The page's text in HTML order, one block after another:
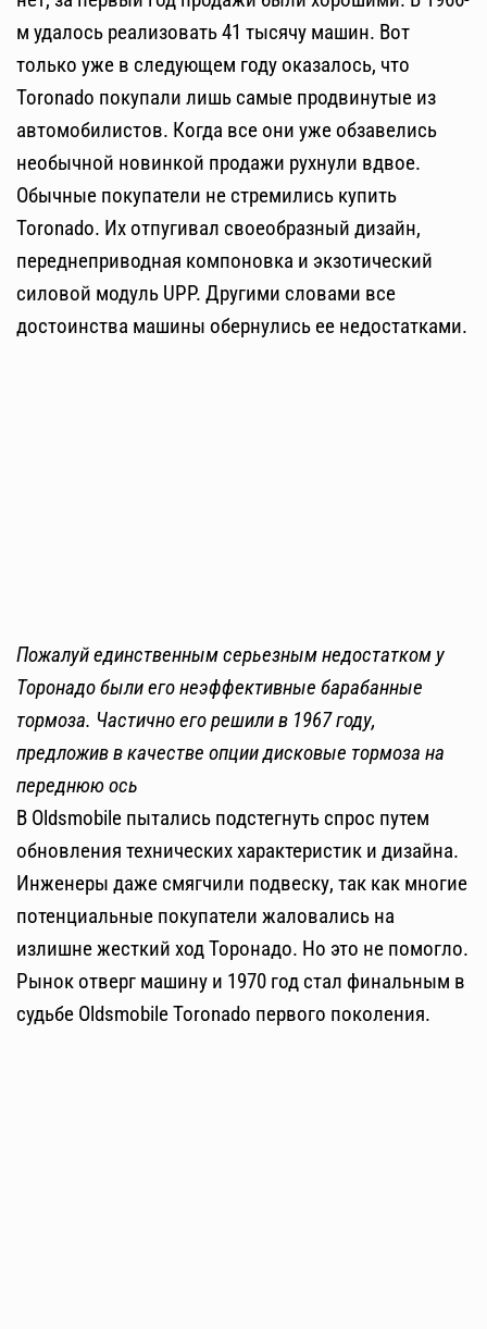
м удалось реализовать 41 тысячу машин. Вот
только уже в следующем году оказалось, что
Toronado покупали лишь самые продвинутые из
автомобилистов. Когда все они уже обзавелись
необычной новинкой продажи рухнули вдвое.
Обычные покупатели не стремились купить
Toronado. Их отпугивал своеобразный дизайн,
переднеприводная компоновка и экзотический
силовой модуль UPP. Другими словами все
достоинства машины обернулись ее недостатками.
Пожалуй единственным серьезным недостатком у
Торонадо были его неэффективные барабанные
тормоза. Частично его решили в 1967 году,
предложив в качестве опции дисковые тормоза на
переднюю ось
В Oldsmobile пытались подстегнуть спрос путем
обновления технических характеристик и дизайна.
Инженеры даже смягчили подвеску, так как многие
потенциальные покупатели жаловались на
излишне жесткий ход Торонадо. Но это не помогло.
Рынок отверг машину и 1970 год стал финальным в
судьбе Oldsmobile Toronado первого поколения.